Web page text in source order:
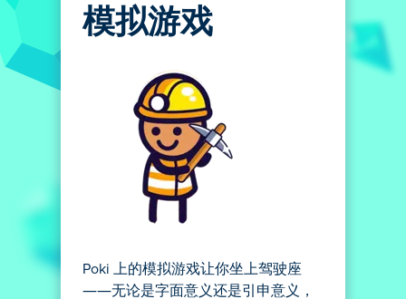
模拟游戏
Poki 上的模拟游戏让你坐上驾驶座
——无论是字面意义还是引申意义，